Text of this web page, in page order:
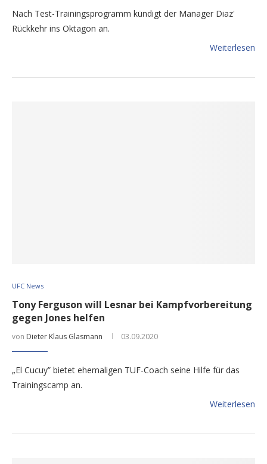
Nach Test-Trainingsprogramm kündigt der Manager Diaz'
Rückkehr ins Oktagon an.
Weiterlesen
UFC News
Tony Ferguson will Lesnar bei Kampfvorbereitung
gegen Jones helfen
von Dieter Klaus Glasmann 03.09.2020
„El Cucuy” bietet ehemaligen TUF-Coach seine Hilfe für das
Trainingscamp an.
Weiterlesen